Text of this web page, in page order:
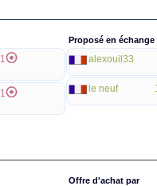
1
1
Proposé en échange
alexouil33
le neuf
Offre d'achat par